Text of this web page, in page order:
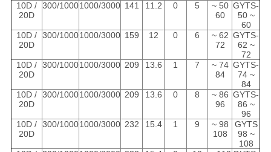
GYTS-
50 ~
60
50 ~
60
5
0
11.2
141
1000/3000
300/1000
10D /
20D
GYTS-
62 ~
72
62 ~
72
6
0
12
159
1000/3000
300/1000
10D /
20D
GYTS-
74 ~
84
74 ~
84
7
1
13.6
209
1000/3000
300/1000
10D /
20D
GYTS-
86 ~
96
86 ~
96
8
0
13.6
209
1000/3000
300/1000
10D /
20D
GYTS
98 ~
108
98 ~
108
9
1
15.4
232
1000/3000
300/1000
10D /
20D